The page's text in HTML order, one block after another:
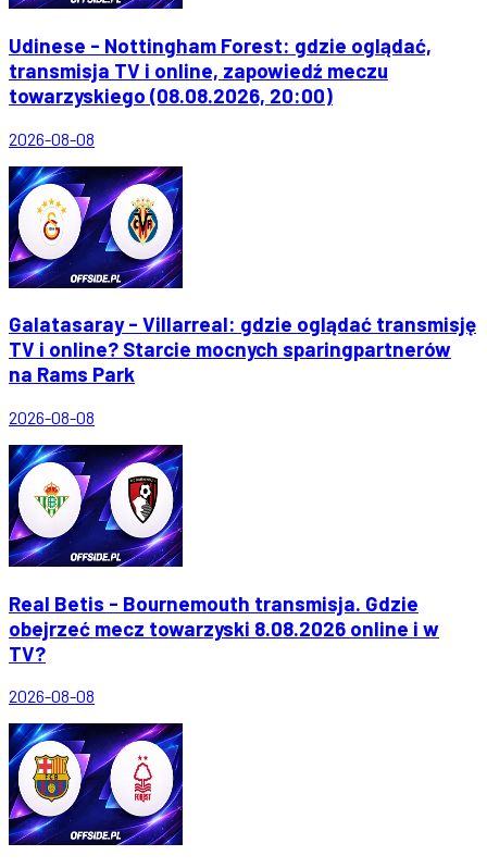
Udinese - Nottingham Forest: gdzie oglądać,
transmisja TV i online, zapowiedź meczu
towarzyskiego (08.08.2026, 20:00)
2026-08-08
Galatasaray - Villarreal: gdzie oglądać transmisję
TV i online? Starcie mocnych sparingpartnerów
na Rams Park
2026-08-08
Real Betis - Bournemouth transmisja. Gdzie
obejrzeć mecz towarzyski 8.08.2026 online i w
TV?
2026-08-08